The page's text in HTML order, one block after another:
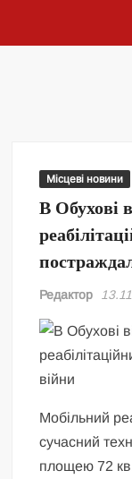
Місцеві новини
В Обухові
Редактор
Мобільний
сучасний
площею 72